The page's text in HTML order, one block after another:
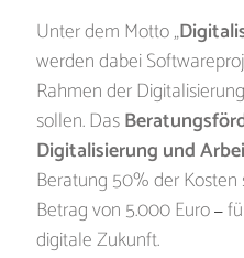
Unter dem Motto „
werden dabei
Rahmen der
sollen. Das
Digitalisierung und
Beratung 50% der
Betrag von 5.000 Euro –
digitale Zukunft.